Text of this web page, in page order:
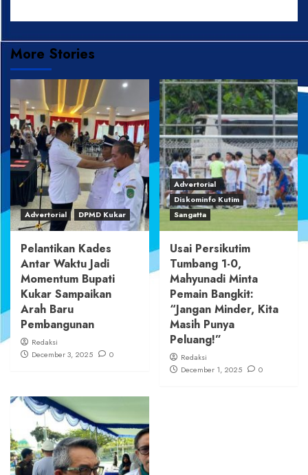
More Stories
Advertorial DPMD Kukar
Pelantikan Kades
Antar Waktu Jadi
Momentum Bupati
Kukar Sampaikan
Arah Baru
Pembangunan
Redaksi
December 3, 2025
0
Advertorial
Diskominfo Kutim
Sangatta
Usai Persikutim
Tumbang 1-0,
Mahyunadi Minta
Pemain Bangkit:
“Jangan Minder, Kita
Masih Punya
Peluang!”
Redaksi
December 1, 2025
0